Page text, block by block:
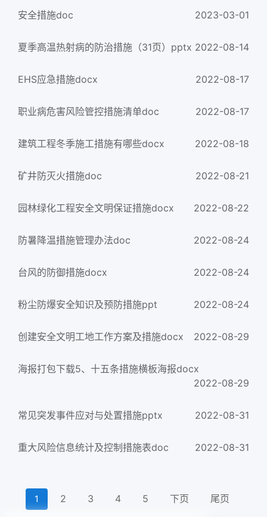
安全措施doc 2023-03-01
夏季高温热射病的防治措施（31页）pptx 2022-08-14
EHS应急措施docx 2022-08-17
职业病危害风险管控措施清单doc 2022-08-17
建筑工程冬季施工措施有哪些docx 2022-08-18
矿井防灭火措施doc 2022-08-21
园林绿化工程安全文明保证措施docx 2022-08-22
防暑降温措施管理办法doc 2022-08-24
台风的防御措施docx 2022-08-24
粉尘防爆安全知识及预防措施ppt 2022-08-24
创建安全文明工地工作方案及措施docx 2022-08-29
海报打包下载5、十五条措施横板海报docx
2022-08-29
常见突发事件应对与处置措施pptx 2022-08-31
重大风险信息统计及控制措施表doc 2022-08-31
1 2 3 4 5 下页 尾页